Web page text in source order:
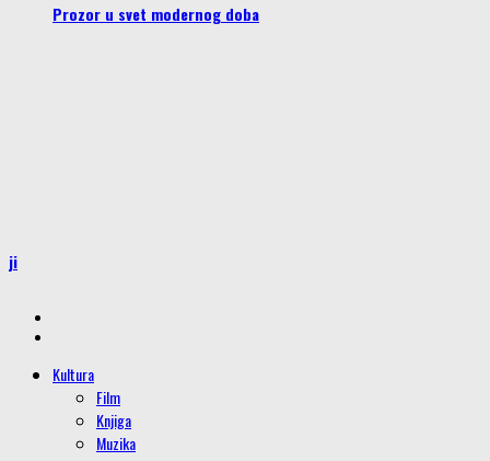
Prozor u svet modernog doba
Kultura
Film
Knjiga
Muzika